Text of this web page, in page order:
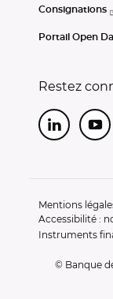
Consignations
Portail Open
Restez
LinkedIn
Mentions
Accessibilité :
Instruments
© Banque